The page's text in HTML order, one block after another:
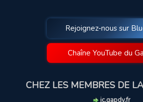
Rejoignez-nous sur
Chaîne YouTube du
CHEZ LES MEMBRES DE
jc.gapdy.fr